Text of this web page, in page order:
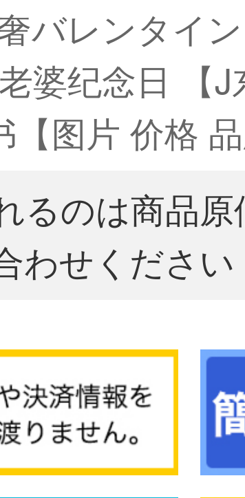
バレンタイ
婆纪念日 【
【图片 价格
るのは商品
わせください